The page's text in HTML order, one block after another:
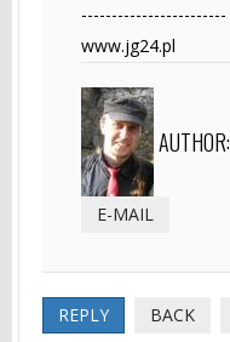
------------------------
www.jg24.pl
AUTHOR:
E-MAIL
REPLY BACK